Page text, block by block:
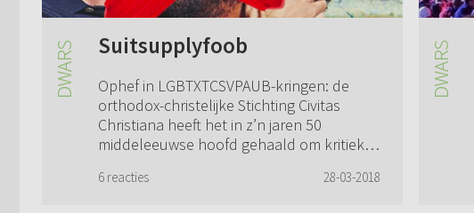
Suitsupplyfoob
Ophef in LGBTXTCSVPAUB-kringen: de
orthodox-christelijke Stichting Civitas
Christiana heeft het in z’n jaren 50
middeleeuwse hoofd gehaald om kritiek
Suitsupply....
6 reacties 28-03-2018